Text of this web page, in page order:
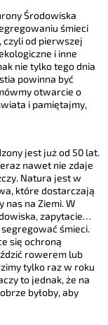
Środowiska
śmieci
czyli od pierwszej
i inne
nie tylko tego dnia
powinna być
otwarcie o
i pamiętajmy,
jest już od 50 lat.
nawet nie zdaje
Natura jest w
które dostarczają
nas na Ziemi. W
zapytacie…
śmieci.
się ochroną
rowerem lub
tylko raz w roku
to jednak, że na
byłoby, aby